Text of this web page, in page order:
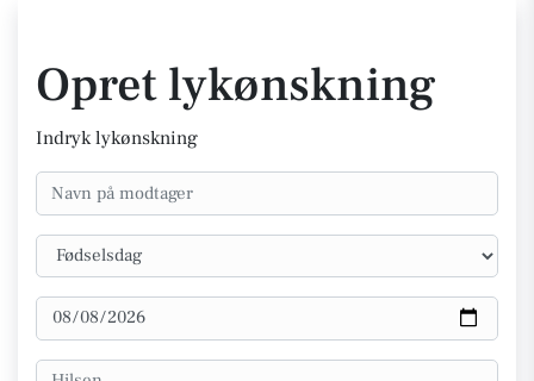
Opret lykønskning
Indryk lykønskning